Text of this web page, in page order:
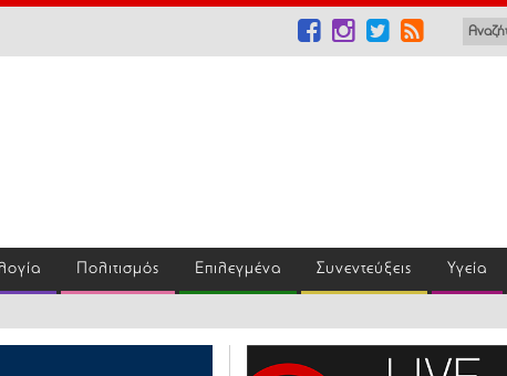
Πολιτισμός Επιλεγμένα Συνεντεύξεις Υγεία